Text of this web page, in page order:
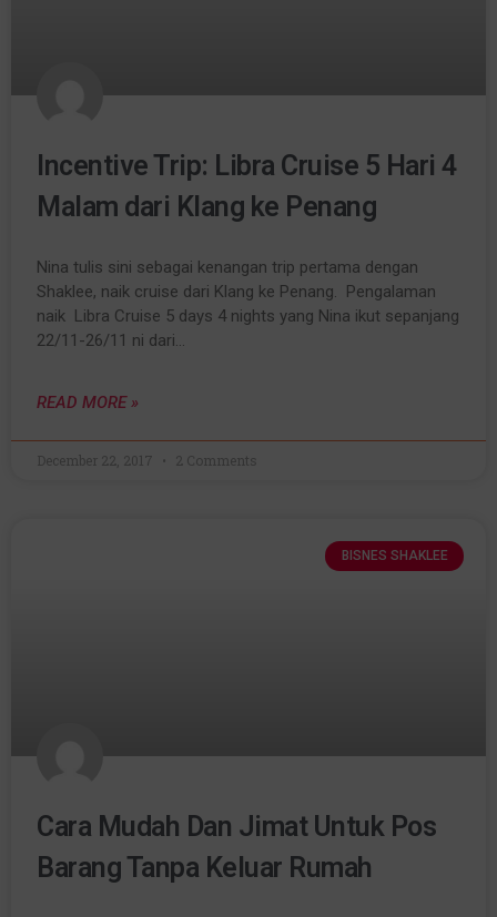
Incentive Trip: Libra Cruise 5 Hari 4
Malam dari Klang ke Penang
Nina tulis sini sebagai kenangan trip pertama dengan
Shaklee, naik cruise dari Klang ke Penang. Pengalaman
naik Libra Cruise 5 days 4 nights yang Nina ikut sepanjang
22/11-26/11 ni dari…
READ MORE »
December 22, 2017 2 Comments
BISNES SHAKLEE
Cara Mudah Dan Jimat Untuk Pos
Barang Tanpa Keluar Rumah